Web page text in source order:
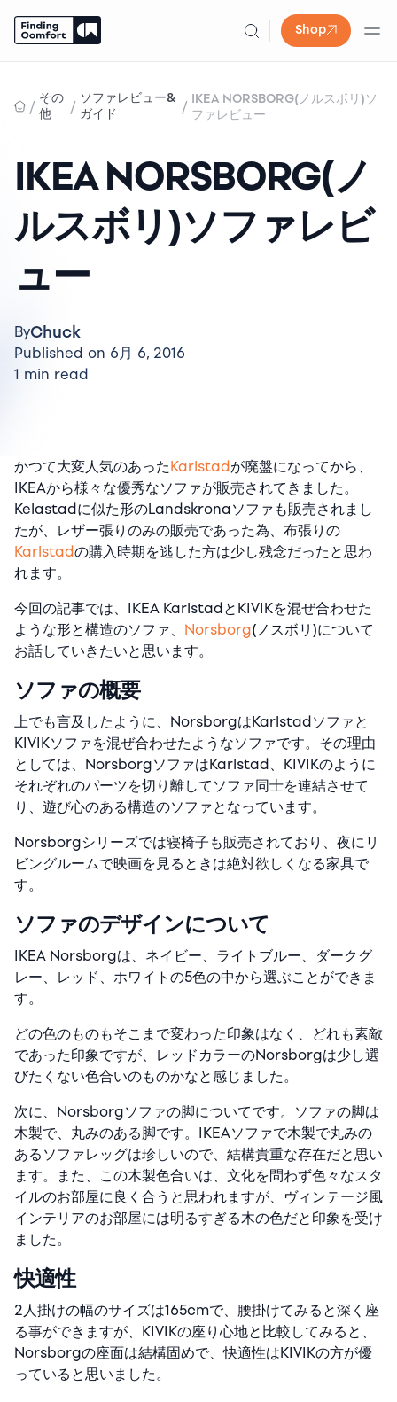
Shop
content
/ その
他
/ ソファレビュー&
ガイド
/ IKEA NORSBORG(ノルスボリ)ソ
ファレビュー
IKEA NORSBORG(ノ
ルスボリ)ソファレビ
ュー
ByChuck
Published on 6月 6, 2016
1 min read
かつて大変人気のあったKarlstadが廃盤になってから、
IKEAから様々な優秀なソファが販売されてきました。
Kelastadに似た形のLandskronaソファも販売されまし
たが、レザー張りのみの販売であった為、布張りの
Karlstadの購入時期を逃した方は少し残念だったと思わ
れます。
今回の記事では、IKEA KarlstadとKIVIKを混ぜ合わせた
ような形と構造のソファ、 Norsborg(ノスボリ)について
お話していきたいと思います。
ソファの概要
上でも言及したように、NorsborgはKarlstadソファと
KIVIKソファを混ぜ合わせたようなソファです。その理由
としては、NorsborgソファはKarlstad、KIVIKのように
それぞれのパーツを切り離してソファ同士を連結させて
り、遊び心のある構造のソファとなっています。
Norsborgシリーズでは寝椅子も販売されており、夜にリ
ビングルームで映画を見るときは絶対欲しくなる家具で
す。
ソファのデザインについて
IKEA Norsborgは、ネイビー、ライトブルー、ダークグ
レー、レッド、ホワイトの5色の中から選ぶことができま
す。
どの色のものもそこまで変わった印象はなく、どれも素敵
であった印象ですが、レッドカラーのNorsborgは少し選
びたくない色合いのものかなと感じました。
次に、Norsborgソファの脚についてです。ソファの脚は
木製で、丸みのある脚です。IKEAソファで木製で丸みの
あるソファレッグは珍しいので、結構貴重な存在だと思い
ます。また、この木製色合いは、文化を問わず色々なスタ
イルのお部屋に良く合うと思われますが、ヴィンテージ風
インテリアのお部屋には明るすぎる木の色だと印象を受け
ました。
快適性
2人掛けの幅のサイズは165cmで、腰掛けてみると深く座
る事ができますが、KIVIKの座り心地と比較してみると、
Norsborgの座面は結構固めで、快適性はKIVIKの方が優
っていると思いました。